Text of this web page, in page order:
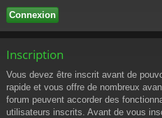
Inscription
Vous devez être inscrit avant de
rapide et vous offre de nombreux
forum peuvent accorder des
utilisateurs inscrits. Avant de vous